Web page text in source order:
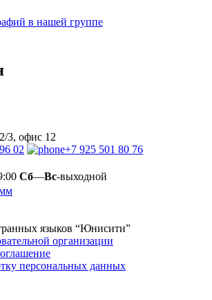
в нашей группе
3, офис 12
02
+7 925 501 80 76
Сб—Вс-выходной
языков “Юнисити”
организации
персональных данных